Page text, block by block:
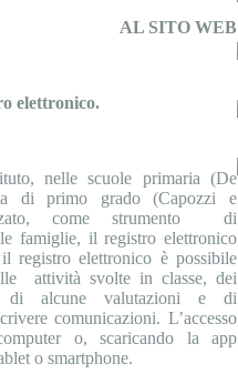
AL SITO WEB
elettronico.
nelle scuole primaria (De
di primo grado (Capozzi e
come strumento di
famiglie, il registro elettronico
registro elettronico è possibile
attività svolte in classe, dei
di alcune valutazioni e di
comunicazioni. L’accesso
o, scaricando la app
o smartphone.